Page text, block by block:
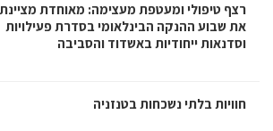
רצף טיפולי ומעטפת מעצימה: מאוחדת מציינת
את שבוע ההנקה הבינלאומי בסדרת פעילויות
וסדנאות ייחודיות באשדוד והסביבה
חוויות בלתי נשכחות בטנזניה